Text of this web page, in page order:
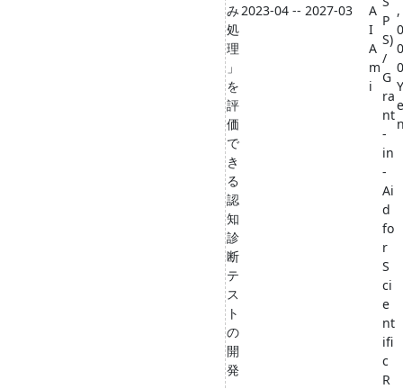
み
処
理
」
を
評
価
で
き
る
認
知
診
断
テ
ス
ト
の
開
発
2023-04 -- 2027-03
A
I
A
m
i
P
S)
/
G
ra
nt
-
in
-
Ai
d
fo
r
S
ci
e
nt
ifi
c
R
,
0
0
0
Y
e